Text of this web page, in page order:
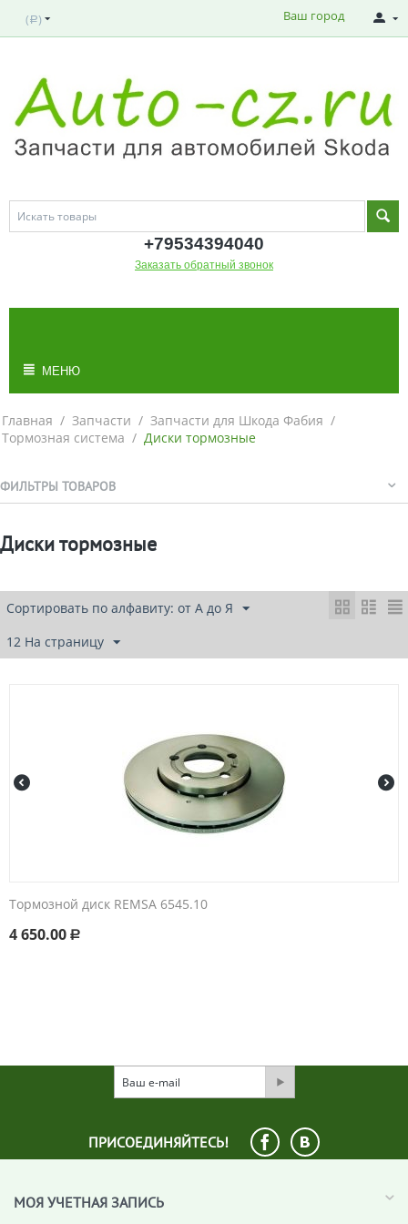
( Р ) Ваш город
+79534394040
Заказать обратный звонок
МЕНЮ
Главная / Запчасти / Запчасти для Шкода Фабия /
Тормозная система / Диски тормозные
ФИЛЬТРЫ ТОВАРОВ
Диски тормозные
Сортировать по алфавиту: от А до Я
12 На страницу
Тормозной диск REMSA 6545.10
4 650.00 Р
ПРИСОЕДИНЯЙТЕСЬ!
МОЯ УЧЕТНАЯ ЗАПИСЬ